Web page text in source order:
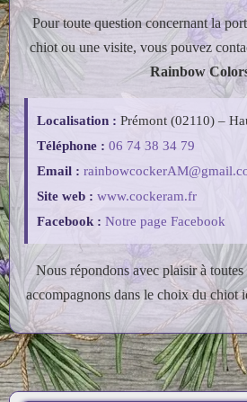
Pour toute question concernant la
chiot ou une visite, vous pouvez
Rainbow
Localisation : Prémont (02110) –
Téléphone : 06 74 38 34 79
Email :
Site web : www.cockeram.fr
Facebook : Notre page Facebook
Nous répondons avec plaisir à
accompagnons dans le choix du chiot